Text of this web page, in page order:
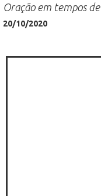
Oração em tempos
20/10/2020